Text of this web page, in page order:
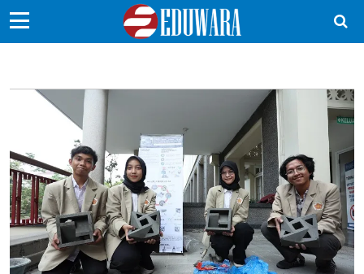
Sekolah Kita
Kampus
Idea
Sains
EduDana